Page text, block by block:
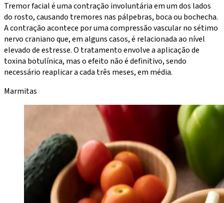
Tremor facial é uma contração involuntária em um dos lados
do rosto, causando tremores nas pálpebras, boca ou bochecha.
A contração acontece por uma compressão vascular no sétimo
nervo craniano que, em alguns casos, é relacionada ao nível
elevado de estresse. O tratamento envolve a aplicação de
toxina botulínica, mas o efeito não é definitivo, sendo
necessário reaplicar acada três meses, em média.
Marmitas